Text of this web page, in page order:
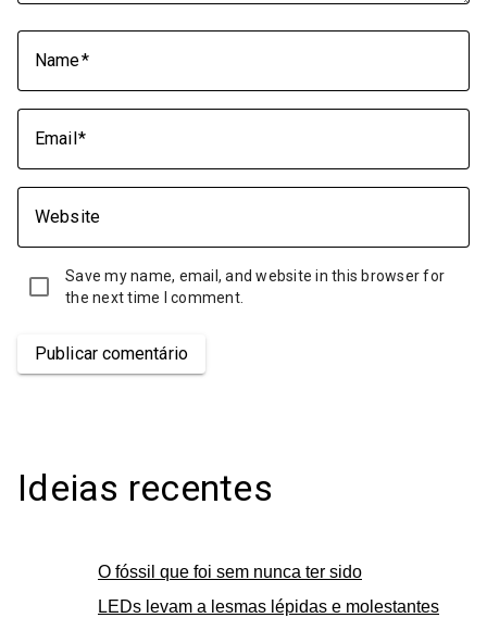
Name
Email
Website
Save my name, email, and website in this browser for
the next time I comment.
Publicar comentário
Ideias recentes
O fóssil que foi sem nunca ter sido
LEDs levam a lesmas lépidas e molestantes